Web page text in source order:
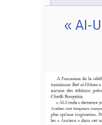
« Al-